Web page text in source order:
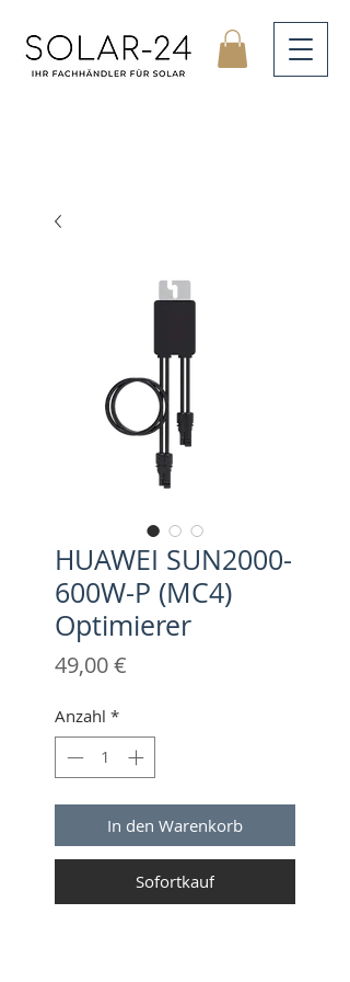
HUAWEI SUN2000-
600W-P (MC4)
Optimierer
49,00 €
Anzahl *
In den Warenkorb
Sofortkauf